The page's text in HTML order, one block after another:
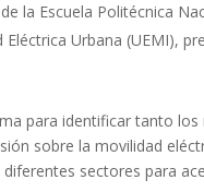
la Escuela Politécnica
Eléctrica Urbana (UEMI),
para identificar tanto
sobre la movilidad
sectores para